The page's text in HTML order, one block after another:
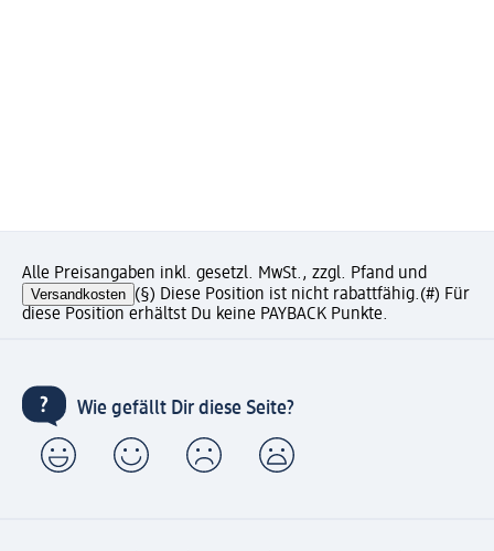
Alle Preisangaben inkl. gesetzl. MwSt., zzgl. Pfand und
Versandkosten (§) Diese Position ist nicht rabattfähig.(#) Für
diese Position erhältst Du keine PAYBACK Punkte.
Wie gefällt Dir diese Seite?